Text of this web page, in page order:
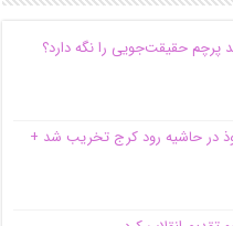
پرچم حقیقت‌جویی را نگه دارد؟
در حاشیه‌ رود کرج تخریب شد +